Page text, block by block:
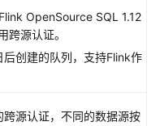
OpenSource SQL 1.12
跨源认证。
创建的队列，支持Flink作
跨源认证，不同的数据源按